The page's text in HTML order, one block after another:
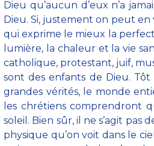
Dieu qu’aucun d’eux n’a
Dieu. Si, justement on peut en
qui exprime le mieux la
lumière, la chaleur et la vie
catholique, protestant, juif,
sont des enfants de Dieu.
grandes vérités, le monde
les chrétiens comprendront
soleil. Bien sûr, il ne s’agit pas
physique qu’on voit dans le